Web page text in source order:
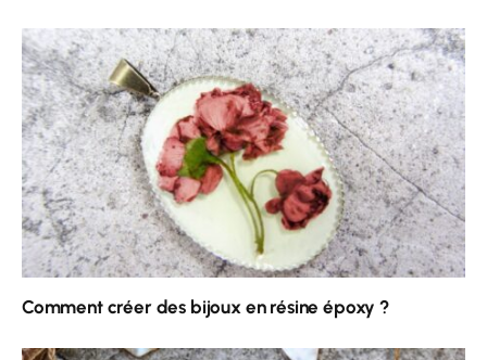
Comment créer des bijoux en résine époxy ?